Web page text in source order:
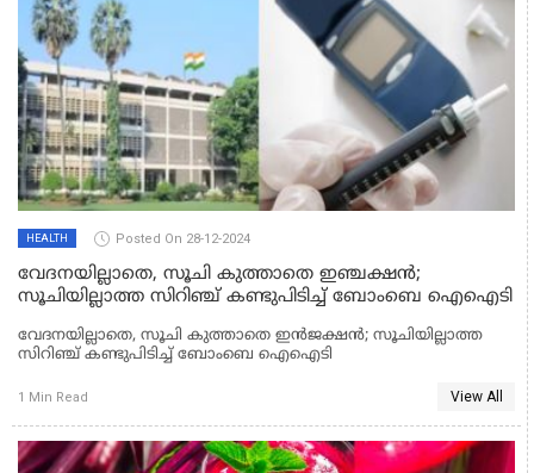
HEALTH Posted On 28-12-2024
വേദനയില്ലാതെ, സൂചി കുത്താതെ ഇഞ്ചക്ഷൻ;
സൂചിയില്ലാത്ത സിറിഞ്ച് കണ്ടുപിടിച്ച് ബോംബെ ഐഐടി
വേദനയില്ലാതെ, സൂചി കുത്താതെ ഇൻജക്ഷൻ; സൂചിയില്ലാത്ത
സിറിഞ്ച് കണ്ടുപിടിച്ച് ബോംബെ ഐഐടി
1 Min Read View All